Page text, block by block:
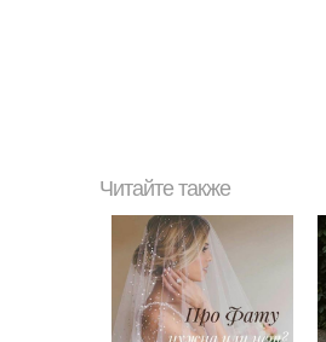
Читайте также